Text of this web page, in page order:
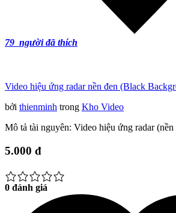
79 người đã thích
Video hiệu ứng radar nền đen (Black
bởi thienminh trong Kho Video
Mô tả tài nguyên: Video hiệu ứng radar
5.000 đ
0 đánh giá